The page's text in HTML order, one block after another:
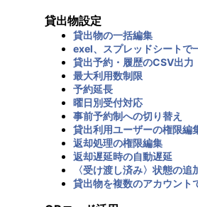
貸出物設定
貸出物の一括編集
exel、スプレッドシートで
貸出予約・履歴のCSV出力
最大利用数制限
予約延長
曜日別受付対応
事前予約制への切り替え
貸出利用ユーザーの権限編
返却処理の権限編集
返却遅延時の自動遅延
〈受け渡し済み〉状態の追
貸出物を複数のアカウント